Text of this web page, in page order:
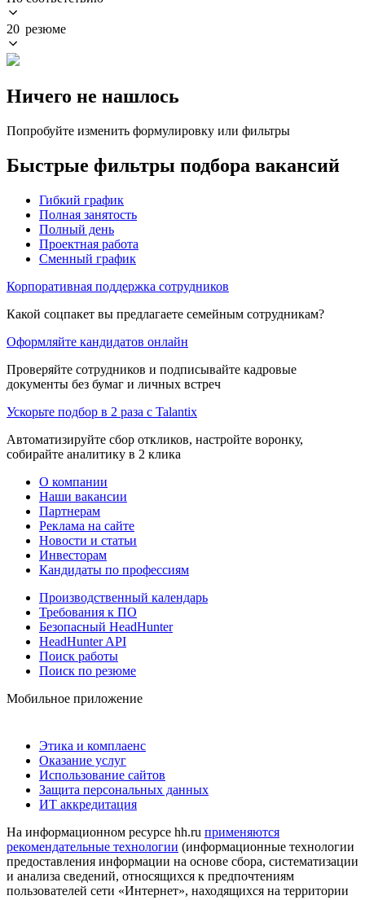
20 резюме
Ничего не нашлось
Попробуйте изменить формулировку или фильтры
Быстрые фильтры подбора вакансий
Гибкий график
Полная занятость
Полный день
Проектная работа
Сменный график
Корпоративная поддержка сотрудников
Какой соцпакет вы предлагаете семейным сотрудникам?
Оформляйте кандидатов онлайн
Проверяйте сотрудников и подписывайте кадровые
документы без бумаг и личных встреч
Ускорьте подбор в 2 раза с Talantix
Автоматизируйте сбор откликов, настройте воронку,
собирайте аналитику в 2 клика
О компании
Наши вакансии
Партнерам
Реклама на сайте
Новости и статьи
Инвесторам
Кандидаты по профессиям
Производственный календарь
Требования к ПО
Безопасный HeadHunter
HeadHunter API
Поиск работы
Поиск по резюме
Мобильное приложение
Этика и комплаенс
Оказание услуг
Использование сайтов
Защита персональных данных
ИТ аккредитация
На информационном ресурсе hh.ru применяются
рекомендательные технологии (информационные технологии
предоставления информации на основе сбора, систематизации
и анализа сведений, относящихся к предпочтениям
пользователей сети «Интернет», находящихся на территории